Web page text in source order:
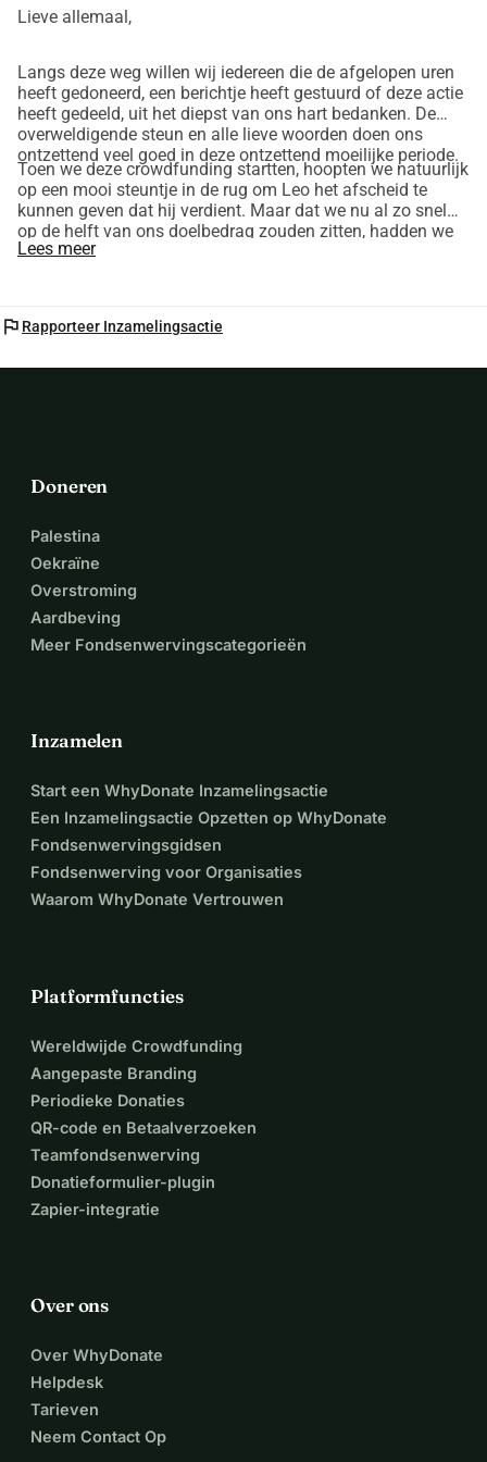
missen? Dan helpt het delen van deze actiepagina met
we iedereen alvast uit de grond van ons hart bedanken voor
de steun, de lieve woorden en de donaties in deze gitzwarte
periode. Samen staan we sterk voor Leo.
Lieve allemaal,
Langs deze weg willen wij iedereen die de afgelopen uren
heeft gedoneerd, een berichtje heeft gestuurd of deze actie
heeft gedeeld, uit het diepst van ons hart bedanken. De
overweldigende steun en alle lieve woorden doen ons
ontzettend veel goed in deze ontzettend moeilijke periode.
Toen we deze crowdfunding startten, hoopten we natuurlijk
op een mooi steuntje in de rug om Leo het afscheid te
kunnen geven dat hij verdient. Maar dat we nu al zo snel
op de helft van ons doelbedrag zouden zitten, hadden we
in onze stoutste dromen nooit verwacht. Het brengt een
Lees meer
flag Rapporteer Inzamelingsactie
Doneren
Palestina
Oekraïne
Overstroming
Aardbeving
Meer Fondsenwervingscategorieën
Inzamelen
Start een WhyDonate Inzamelingsactie
Een Inzamelingsactie Opzetten op WhyDonate
Fondsenwervingsgidsen
Fondsenwerving voor Organisaties
Waarom WhyDonate Vertrouwen
Platformfuncties
Wereldwijde Crowdfunding
Aangepaste Branding
Periodieke Donaties
QR-code en Betaalverzoeken
Teamfondsenwerving
Donatieformulier-plugin
Zapier-integratie
Over ons
Over WhyDonate
Helpdesk
Tarieven
Neem Contact Op